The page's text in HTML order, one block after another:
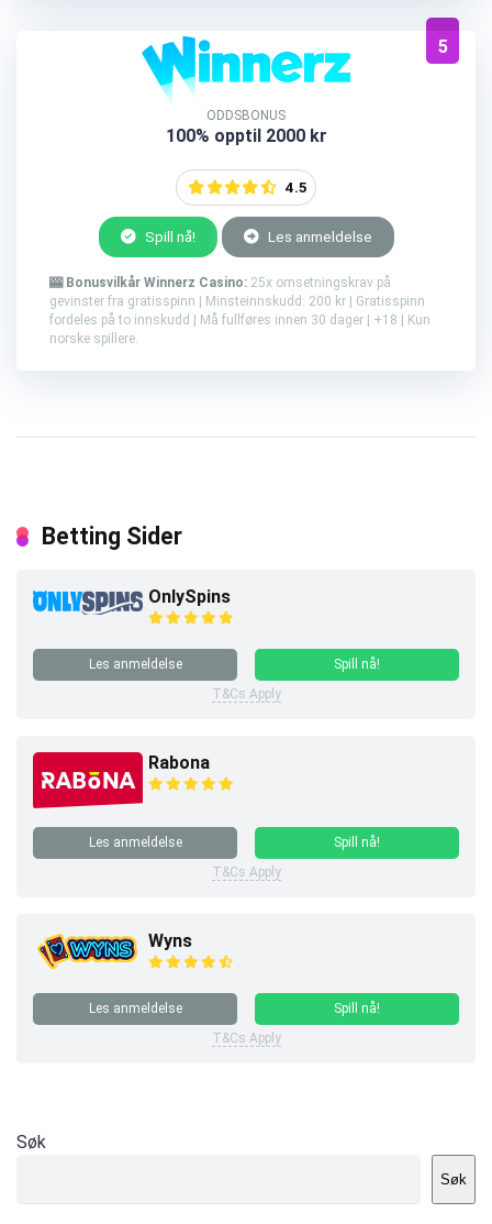
5
ODDSBONUS
100% opptil 2000 kr
4.5
Spill nå! Les anmeldelse
🎰 Bonusvilkår Winnerz Casino: 25x omsetningskrav på
gevinster fra gratisspinn | Minsteinnskudd: 200 kr | Gratisspinn
fordeles på to innskudd | Må fullføres innen 30 dager | +18 | Kun
norske spillere.
Betting Sider
OnlySpins
Les anmeldelse
Spill nå!
T&Cs Apply
Rabona
Les anmeldelse
Spill nå!
T&Cs Apply
Wyns
Les anmeldelse
Spill nå!
T&Cs Apply
Søk
Søk